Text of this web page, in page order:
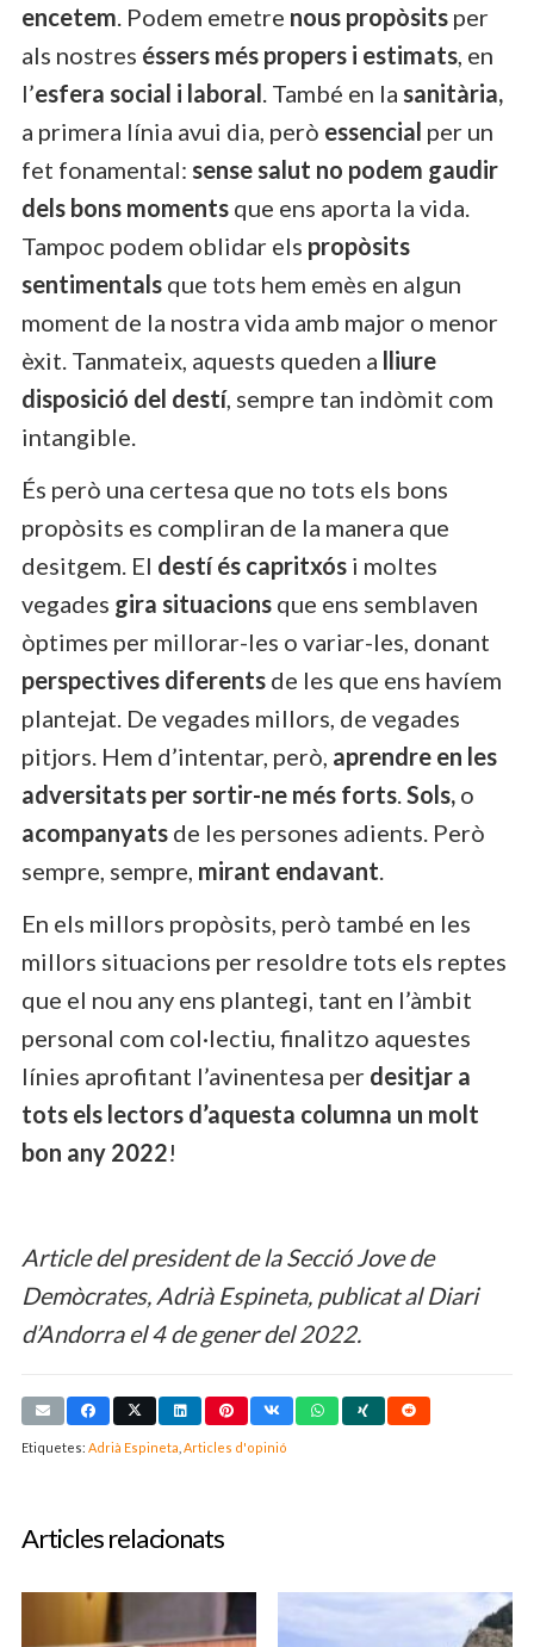
encetem. Podem emetre nous propòsits per
als nostres éssers més propers i estimats, en
l’esfera social i laboral. També en la sanitària,
a primera línia avui dia, però essencial per un
fet fonamental: sense salut no podem gaudir
dels bons moments que ens aporta la vida.
Tampoc podem oblidar els propòsits
sentimentals que tots hem emès en algun
moment de la nostra vida amb major o menor
èxit. Tanmateix, aquests queden a lliure
disposició del destí, sempre tan indòmit com
intangible.
És però una certesa que no tots els bons
propòsits es compliran de la manera que
desitgem. El destí és capritxós i moltes
vegades gira situacions que ens semblaven
òptimes per millorar-les o variar-les, donant
perspectives diferents de les que ens havíem
plantejat. De vegades millors, de vegades
pitjors. Hem d’intentar, però, aprendre en les
adversitats per sortir-ne més forts.Sols, o
acompanyats de les persones adients. Però
sempre, sempre, mirant endavant.
En els millors propòsits, però també en les
millors situacions per resoldre tots els reptes
que el nou any ens plantegi, tant en l’àmbit
personal com col·lectiu, finalitzo aquestes
línies aprofitant l’avinentesa per desitjar a
tots els lectors d’aquesta columna un molt
bon any 2022!
Article del president de la Secció Jove de
Demòcrates, Adrià Espineta, publicat al Diari
d’Andorra el 4 de gener del 2022.
Etiquetes: Adrià Espineta Articles d'opinió
Articles relacionats